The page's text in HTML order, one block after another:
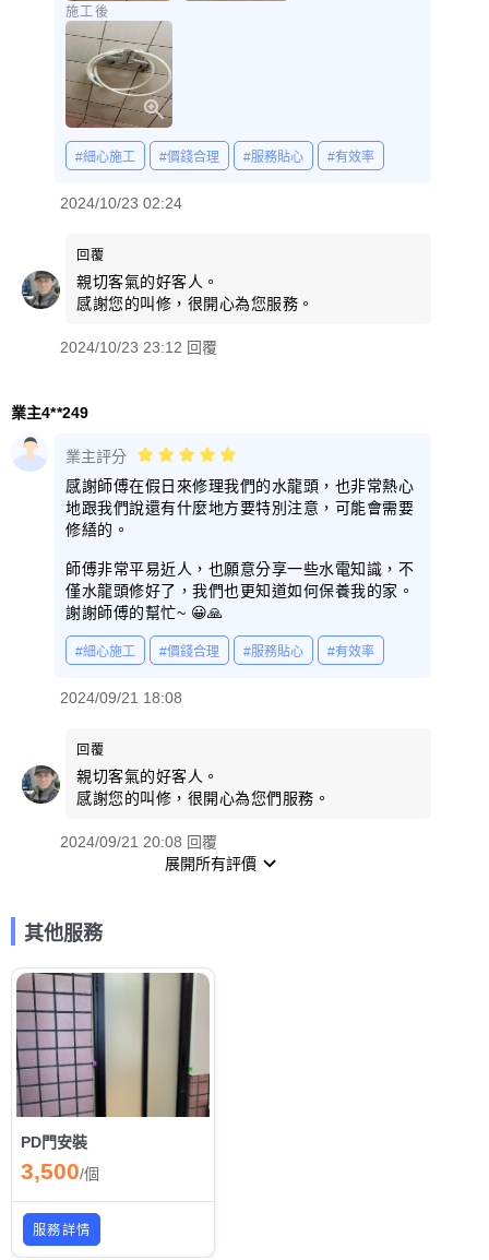
施工後
#細心施工 #價錢合理 #服務貼心 #有效率
2024/10/23 02:24
回覆
親切客氣的好客人。
感謝您的叫修，很開心為您服務。
2024/10/23 23:12 回覆
業主4**249
業主評分
感謝師傅在假日來修理我們的水龍頭，也非常熱心
地跟我們說還有什麼地方要特別注意，可能會需要
修繕的。
師傅非常平易近人，也願意分享一些水電知識，不
僅水龍頭修好了，我們也更知道如何保養我的家。
謝謝師傅的幫忙~ 😀🙏
#細心施工 #價錢合理 #服務貼心 #有效率
2024/09/21 18:08
回覆
親切客氣的好客人。
感謝您的叫修，很開心為您們服務。
2024/09/21 20:08 回覆
展開所有評價
其他服務
PD門安裝
3,500/個
服務詳情